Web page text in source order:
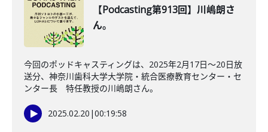
【Podcasting第913回】川嶋朗さ
ん。
今回のポッドキャスティングは、2025年2月17日～20日放
送分、神奈川歯科大学大学院・統合医療教育センター・セ
ンター長 特任教授の川嶋朗さん。
2025.02.20 |00:19:58